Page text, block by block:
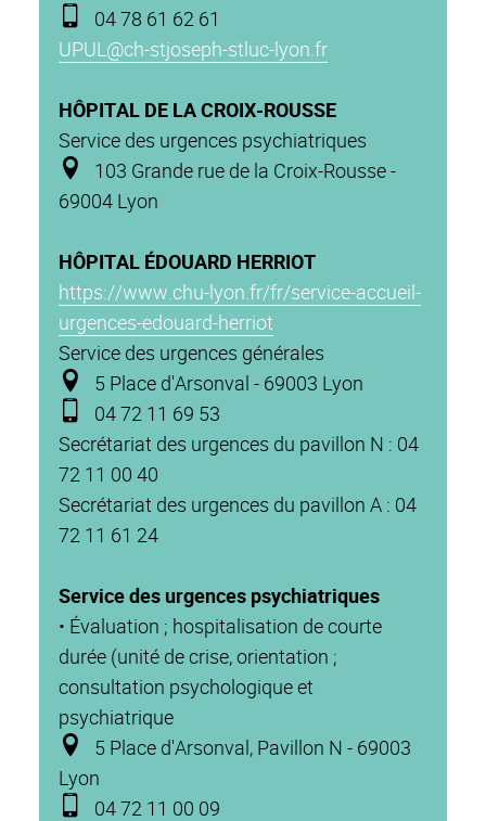
04 78 61 62 61
UPUL@ch-stjoseph-stluc-lyon.fr
HÔPITAL DE LA CROIX-ROUSSE
Service des urgences psychiatriques
103 Grande rue de la Croix-Rousse -
69004 Lyon
HÔPITAL ÉDOUARD HERRIOT
https://www.chu-lyon.fr/fr/service-accueil-
urgences-edouard-herriot
Service des urgences générales
5 Place d'Arsonval - 69003 Lyon
04 72 11 69 53
Secrétariat des urgences du pavillon N : 04
72 11 00 40
Secrétariat des urgences du pavillon A : 04
72 11 61 24
Service des urgences psychiatriques
• Évaluation ; hospitalisation de courte
durée (unité de crise, orientation ;
consultation psychologique et
psychiatrique
5 Place d'Arsonval, Pavillon N - 69003
Lyon
04 72 11 00 09